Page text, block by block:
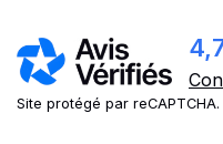
Site protégé par reCAPTCHA.